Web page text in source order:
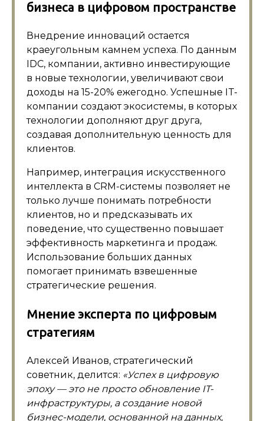
бизнеса в цифровом пространстве
Внедрение инноваций остается
краеугольным камнем успеха. По данным
IDC, компании, активно инвестирующие
в новые технологии, увеличивают свои
доходы на 15-20% ежегодно. Успешные IT-
компании создают экосистемы, в которых
технологии дополняют друг друга,
создавая дополнительную ценность для
клиентов.
Например, интеграция искусственного
интеллекта в CRM-системы позволяет не
только лучше понимать потребности
клиентов, но и предсказывать их
поведение, что существенно повышает
эффективность маркетинга и продаж.
Использование больших данных
помогает принимать взвешенные
стратегические решения.
Мнение эксперта по цифровым
стратегиям
Алексей Иванов, стратегический
советник, делится: «Успех в цифровую
эпоху — это не просто обновление IT-
инфраструктуры, а создание новой
бизнес-модели, основанной на данных,